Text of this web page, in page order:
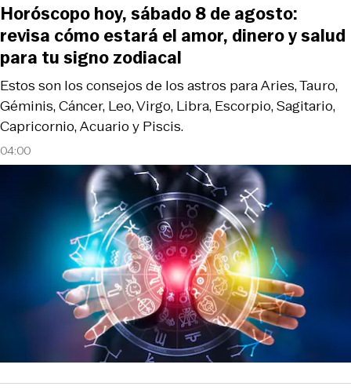
04:00
Estos son los consejos de los astros para Aries, Tauro,
Géminis, Cáncer, Leo, Virgo, Libra, Escorpio, Sagitario,
Capricornio, Acuario y Piscis.
Horóscopo hoy, sábado 8 de agosto:
revisa cómo estará el amor, dinero y salud
para tu signo zodiacal